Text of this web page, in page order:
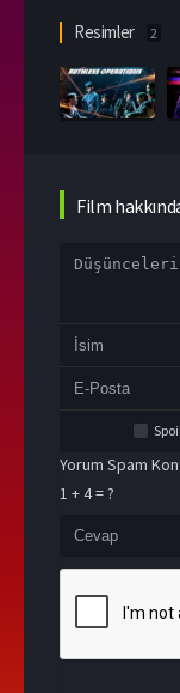
Resimler 2
Film
Yorum Spam
1 + 4 = ?